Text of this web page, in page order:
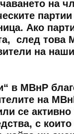
на
Ако
след това
на
в МВнР
на
се активно
с